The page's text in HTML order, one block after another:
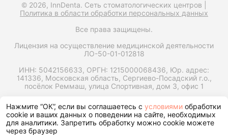
© 2026, InnDenta. Сеть стоматологических центров |
Политика в области обработки персональных данных
Все права защищены.
Лицензия на осуществление медицинской деятельности
ЛО-50-01-012818
ИНН: 5042156633, ОРГН: 1215000068436, Юр. адрес:
141336, Московская область, Сергиево-Посадский г.о.,
посёлок Реммаш, улица Спортивная, дом 3, офис 1
Запрос справки на налоговый вычет
Нажмите “ОК”, если вы соглашаетесь с условиями обработки
cookie и ваших данных о поведении на сайте, необходимых
для аналитики. Запретить обработку можно cookie можете
через браузер